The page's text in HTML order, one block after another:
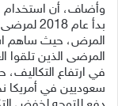
وأضاف، أن استخدام
بدأ عام
المرضى الذين تلقوا
في ارتفاع